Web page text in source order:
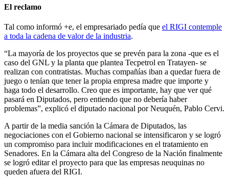
El reclamo
Tal como informó +e, el empresariado pedía que el RIGI contemple
a toda la cadena de valor de la industria.
“La mayoría de los proyectos que se prevén para la zona -que es el
caso del GNL y la planta que plantea Tecpetrol en Tratayen- se
realizan con contratistas. Muchas compañías iban a quedar fuera de
juego o tenían que tener la propia empresa madre que importe y
haga todo el desarrollo. Creo que es importante, hay que ver qué
pasará en Diputados, pero entiendo que no debería haber
problemas”, explicó el diputado nacional por Neuquén, Pablo Cervi.
A partir de la media sanción la Cámara de Diputados, las
negociaciones con el Gobierno nacional se intensificaron y se logró
un compromiso para incluir modificaciones en el tratamiento en
Senadores. En la Cámara alta del Congreso de la Nación finalmente
se logró editar el proyecto para que las empresas neuquinas no
queden afuera del RIGI.